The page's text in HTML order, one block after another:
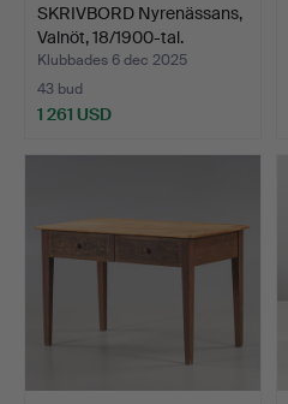
SKRIVBORD Nyrenässans,
Valnöt, 18/1900-tal.
Klubbades 6 dec 2025
43 bud
1 261 USD